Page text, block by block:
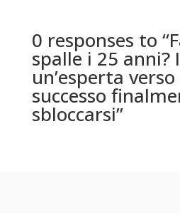
0 responses to
spalle i 25 anni?
un’esperta
successo
sbloccarsi”